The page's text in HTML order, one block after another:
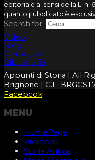
editoriale ai sensi della L. n.
quanto pubblicato è
Search for:
Video
Blog
Demografia
Bibliografia
Appunti di Storia | All
Brignone | C.F.
Facebook
MENU
HomePage
Preistoria
Storia Antica